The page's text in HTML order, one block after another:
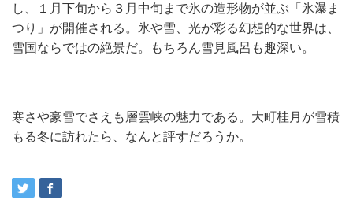
し、１月下旬から３月中旬まで氷の造形物が並ぶ「氷瀑ま
つり」が開催される。氷や雪、光が彩る幻想的な世界は、
雪国ならではの絶景だ。もちろん雪見風呂も趣深い。
寒さや豪雪でさえも層雲峡の魅力である。大町桂月が雪積
もる冬に訪れたら、なんと評すだろうか。